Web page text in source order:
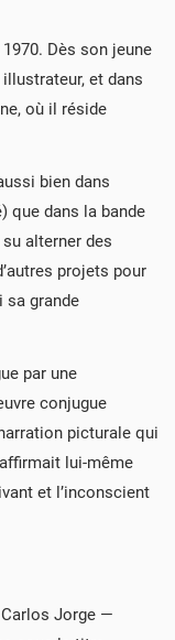
Dès son jeune
et dans
où il réside
bien dans
que dans la bande
alterner des
projets pour
sa grande
par une
conjugue
picturale qui
lui-même
et l’inconscient
Jorge —